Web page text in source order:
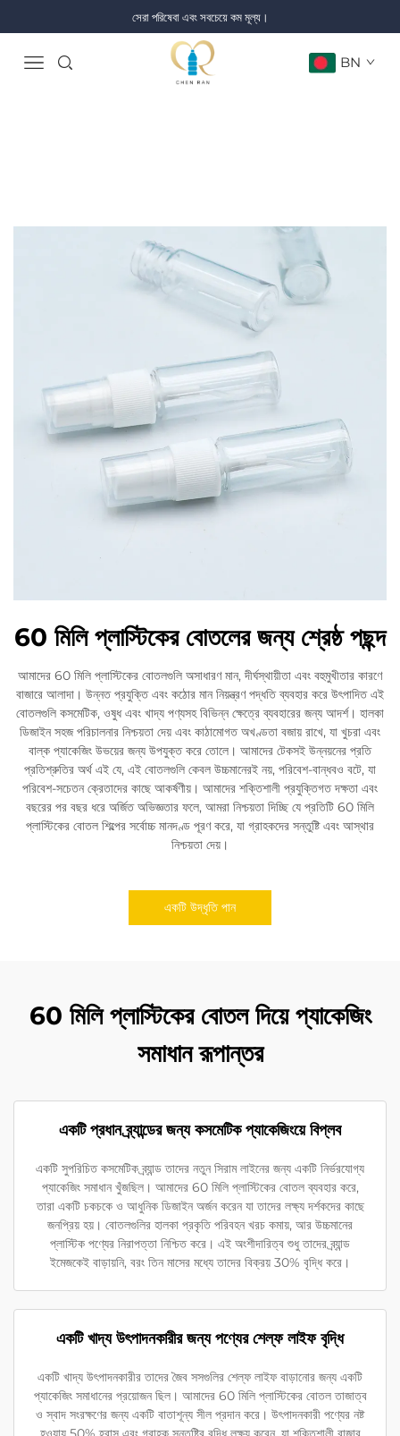
সেরা পরিষেবা এবং সবচেয়ে কম মূল্য।
BN
60 মিলি প্লাস্টিকের বোতলের জন্য শ্রেষ্ঠ পছন্দ
আমাদের 60 মিলি প্লাস্টিকের বোতলগুলি অসাধারণ মান, দীর্ঘস্থায়ীতা এবং বহুমুখীতার কারণে
বাজারে আলাদা। উন্নত প্রযুক্তি এবং কঠোর মান নিয়ন্ত্রণ পদ্ধতি ব্যবহার করে উৎপাদিত এই
বোতলগুলি কসমেটিক, ওষুধ এবং খাদ্য পণ্যসহ বিভিন্ন ক্ষেত্রে ব্যবহারের জন্য আদর্শ। হালকা
ডিজাইন সহজ পরিচালনার নিশ্চয়তা দেয় এবং কাঠামোগত অখণ্ডতা বজায় রাখে, যা খুচরা এবং
বাল্ক প্যাকেজিং উভয়ের জন্য উপযুক্ত করে তোলে। আমাদের টেকসই উন্নয়নের প্রতি
প্রতিশ্রুতির অর্থ এই যে, এই বোতলগুলি কেবল উচ্চমানেরই নয়, পরিবেশ-বান্ধবও বটে, যা
পরিবেশ-সচেতন ক্রেতাদের কাছে আকর্ষণীয়। আমাদের শক্তিশালী প্রযুক্তিগত দক্ষতা এবং
বছরের পর বছর ধরে অর্জিত অভিজ্ঞতার ফলে, আমরা নিশ্চয়তা দিচ্ছি যে প্রতিটি 60 মিলি
প্লাস্টিকের বোতল শিল্পের সর্বোচ্চ মানদণ্ড পূরণ করে, যা গ্রাহকদের সন্তুষ্টি এবং আস্থার
নিশ্চয়তা দেয়।
একটি উদ্ধৃতি পান
60 মিলি প্লাস্টিকের বোতল দিয়ে প্যাকেজিং
সমাধান রূপান্তর
একটি প্রধান ব্র্যান্ডের জন্য কসমেটিক প্যাকেজিংয়ে বিপ্লব
একটি সুপরিচিত কসমেটিক ব্র্যান্ড তাদের নতুন সিরাম লাইনের জন্য একটি নির্ভরযোগ্য
প্যাকেজিং সমাধান খুঁজছিল। আমাদের 60 মিলি প্লাস্টিকের বোতল ব্যবহার করে,
তারা একটি চকচকে ও আধুনিক ডিজাইন অর্জন করেন যা তাদের লক্ষ্য দর্শকদের কাছে
জনপ্রিয় হয়। বোতলগুলির হালকা প্রকৃতি পরিবহন খরচ কমায়, আর উচ্চমানের
প্লাস্টিক পণ্যের নিরাপত্তা নিশ্চিত করে। এই অংশীদারিত্ব শুধু তাদের ব্র্যান্ড
ইমেজকেই বাড়ায়নি, বরং তিন মাসের মধ্যে তাদের বিক্রয় 30% বৃদ্ধি করে।
একটি খাদ্য উৎপাদনকারীর জন্য পণ্যের শেল্ফ লাইফ বৃদ্ধি
একটি খাদ্য উৎপাদনকারীর তাদের জৈব সসগুলির শেল্ফ লাইফ বাড়ানোর জন্য একটি
প্যাকেজিং সমাধানের প্রয়োজন ছিল। আমাদের 60 মিলি প্লাস্টিকের বোতল তাজাত্ব
ও স্বাদ সংরক্ষণের জন্য একটি বাতাশূন্য সীল প্রদান করে। উৎপাদনকারী পণ্যের নষ্ট